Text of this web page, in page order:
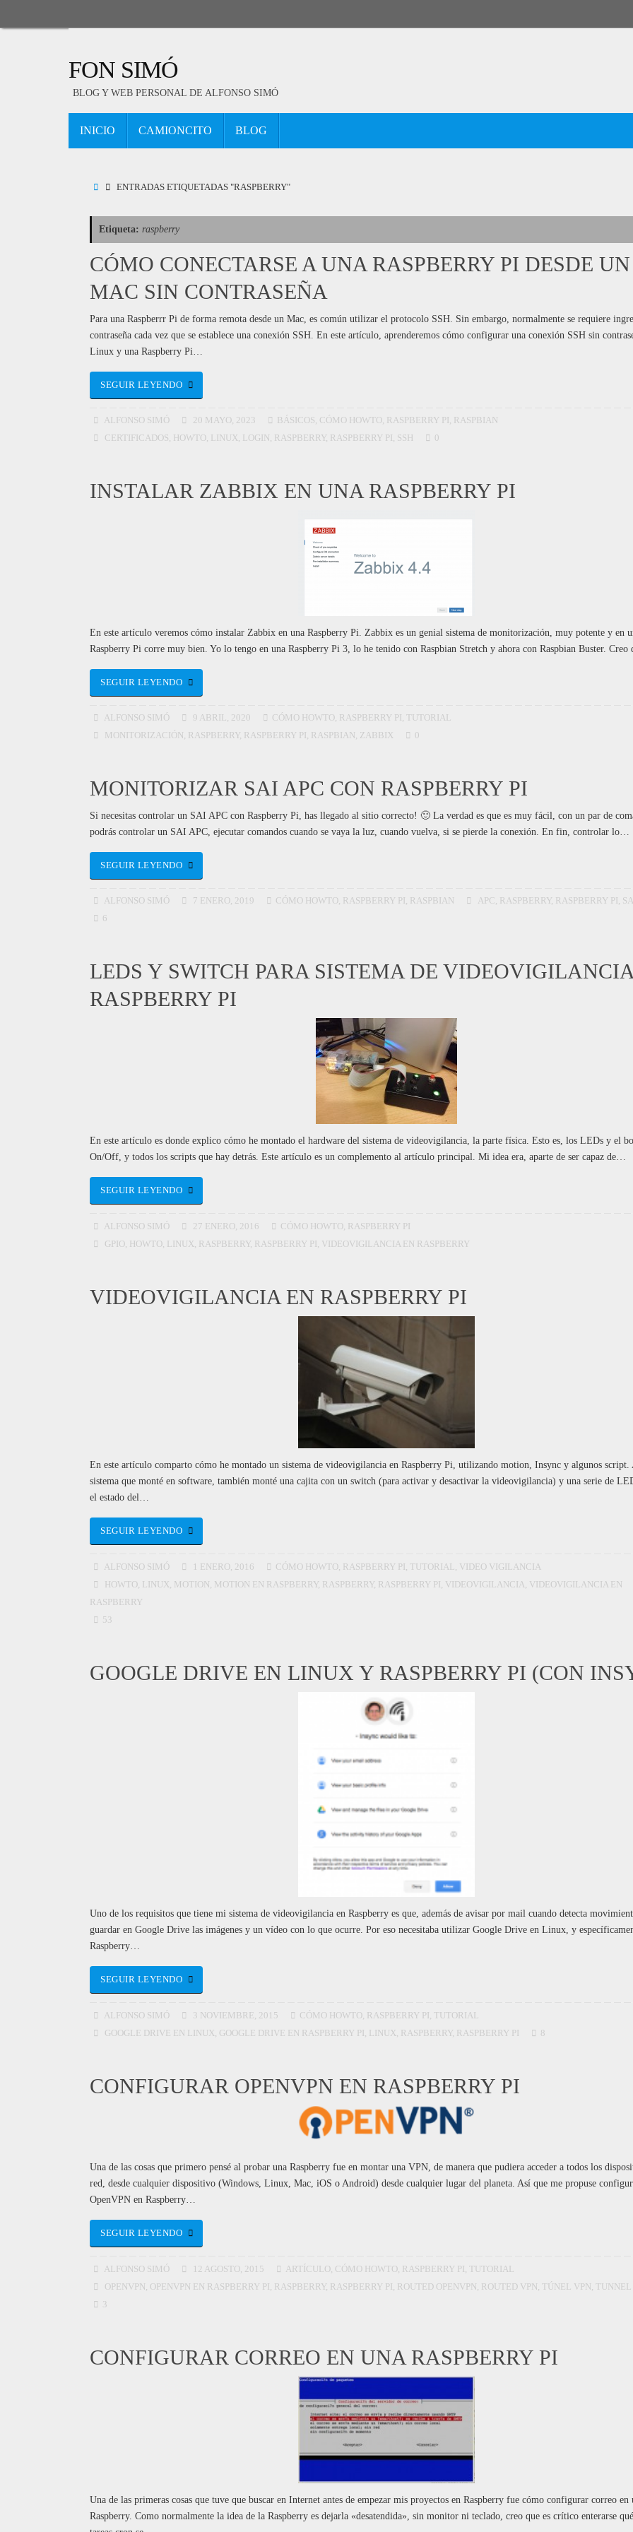
FON SIMÓ
BLOG Y WEB PERSONAL DE ALFONSO SIMÓ
AL
CONTENIDO
INICIO CAMIONCITO BLOG
INICIOENTRADAS ETIQUETADAS "RASPBERRY"
Etiqueta: raspberry
CÓMO CONECTARSE A UNA RASPBERRY PI DESDE UN
MAC SIN CONTRASEÑA
Para una Raspberrr Pi de forma remota desde un Mac, es común utilizar el protocolo SSH. Sin embargo, normalmente se requiere
contraseña cada vez que se establece una conexión SSH. En este artículo, aprenderemos cómo configurar una conexión SSH sin
Linux y una Raspberry Pi…
SEGUIR LEYENDO
ALFONSO SIMÓ 20 MAYO, 2023 BÁSICOS, CÓMO HOWTO, RASPBERRY PI, RASPBIAN
CERTIFICADOS, HOWTO, LINUX, LOGIN, RASPBERRY, RASPBERRY PI, SSH 0
INSTALAR ZABBIX EN UNA RASPBERRY PI
En este artículo veremos cómo instalar Zabbix en una Raspberry Pi. Zabbix es un genial sistema de monitorización, muy potente y en
Raspberry Pi corre muy bien. Yo lo tengo en una Raspberry Pi 3, lo he tenido con Raspbian Stretch y ahora con Raspbian Buster.
SEGUIR LEYENDO
ALFONSO SIMÓ 9 ABRIL, 2020 CÓMO HOWTO, RASPBERRY PI ,TUTORIAL
MONITORIZACIÓN , RASPBERRY, RASPBERRY PI , RASPBIAN , ZABBIX 0
MONITORIZAR SAI APC CON RASPBERRY PI
Si necesitas controlar un SAI APC con Raspberry Pi, has llegado al sitio correcto! 🙂 La verdad es que es muy fácil, con un par de
podrás controlar un SAI APC, ejecutar comandos cuando se vaya la luz, cuando vuelva, si se pierde la conexión. En fin, controlar lo…
SEGUIR LEYENDO
ALFONSO SIMÓ 7 ENERO, 2019 CÓMO HOWTO, RASPBERRY PI , RASPBIAN APC , RASPBERRY, RASPBERRY PI ,
6
LEDS Y SWITCH PARA SISTEMA DE
RASPBERRY PI
En este artículo es donde explico cómo he montado el hardware del sistema de videovigilancia, la parte física. Esto es, los LEDs y el
On/Off, y todos los scripts que hay detrás. Este artículo es un complemento al artículo principal. Mi idea era, aparte de ser capaz de…
SEGUIR LEYENDO
ALFONSO SIMÓ 27 ENERO, 2016 CÓMO HOWTO RASPBERRY PI
GPIO HOWTO LINUX RASPBERRY, RASPBERRY PI VIDEOVIGILANCIA EN RASPBERRY
VIDEOVIGILANCIA EN RASPBERRY PI
En este artículo comparto cómo he montado un sistema de videovigilancia en Raspberry Pi, utilizando motion, Insync y algunos script.
sistema que monté en software, también monté una cajita con un switch (para activar y desactivar la videovigilancia) y una serie de
el estado del…
SEGUIR LEYENDO
ALFONSO SIMÓ 1 ENERO, 2016 CÓMO HOWTO RASPBERRY PI ,TUTORIAL
VIDEO VIGILANCIA
HOWTO LINUX MOTION MOTION EN RASPBERRY, RASPBERRY, RASPBERRY PI VIDEOVIGILANCIA VIDEOVIGILANCIA EN
RASPBERRY
53
GOOGLE DRIVE EN LINUX Y RASPBERRY PI (CON
Uno de los requisitos que tiene mi sistema de videovigilancia en Raspberry es que, además de avisar por mail cuando detecta
guardar en Google Drive las imágenes y un vídeo con lo que ocurre. Por eso necesitaba utilizar Google Drive en Linux, y
Raspberry…
SEGUIR LEYENDO
ALFONSO SIMÓ 3 NOVIEMBRE, 2015 CÓMO HOWTO RASPBERRY PI ,TUTORIAL
GOOGLE DRIVE EN LINUX GOOGLE DRIVE EN RASPBERRY PI LINUX RASPBERRY, RASPBERRY PI 8
CONFIGURAR OPENVPN EN RASPBERRY PI
Una de las cosas que primero pensé al probar una Raspberry fue en montar una VPN, de manera que pudiera acceder a todos los
red, desde cualquier dispositivo (Windows, Linux, Mac, iOS o Android) desde cualquier lugar del planeta. Así que me propuse
OpenVPN en Raspberry…
SEGUIR LEYENDO
ALFONSO SIMÓ 12 AGOSTO, 2015 ARTÍCULO CÓMO HOWTO RASPBERRY PI ,TUTORIAL
OPENVPN OPENVPN EN RASPBERRY PI RASPBERRY, RASPBERRY PI ROUTED OPENVPN ROUTED VPN ,TÚNEL VPN ,TUNNEL
3
CONFIGURAR CORREO EN UNA RASPBERRY PI
Una de las primeras cosas que tuve que buscar en Internet antes de empezar mis proyectos en Raspberry fue cómo configurar correo en
Raspberry. Como normalmente la idea de la Raspberry es dejarla «desatendida», sin monitor ni teclado, creo que es crítico enterarse